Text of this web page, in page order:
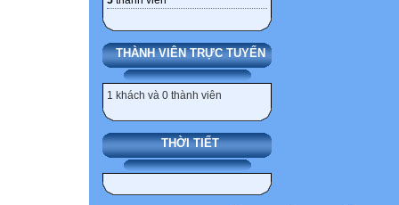
THÀNH VIÊN TRỰC TUYẾN
1 khách và 0 thành viên
THỜI TIẾT